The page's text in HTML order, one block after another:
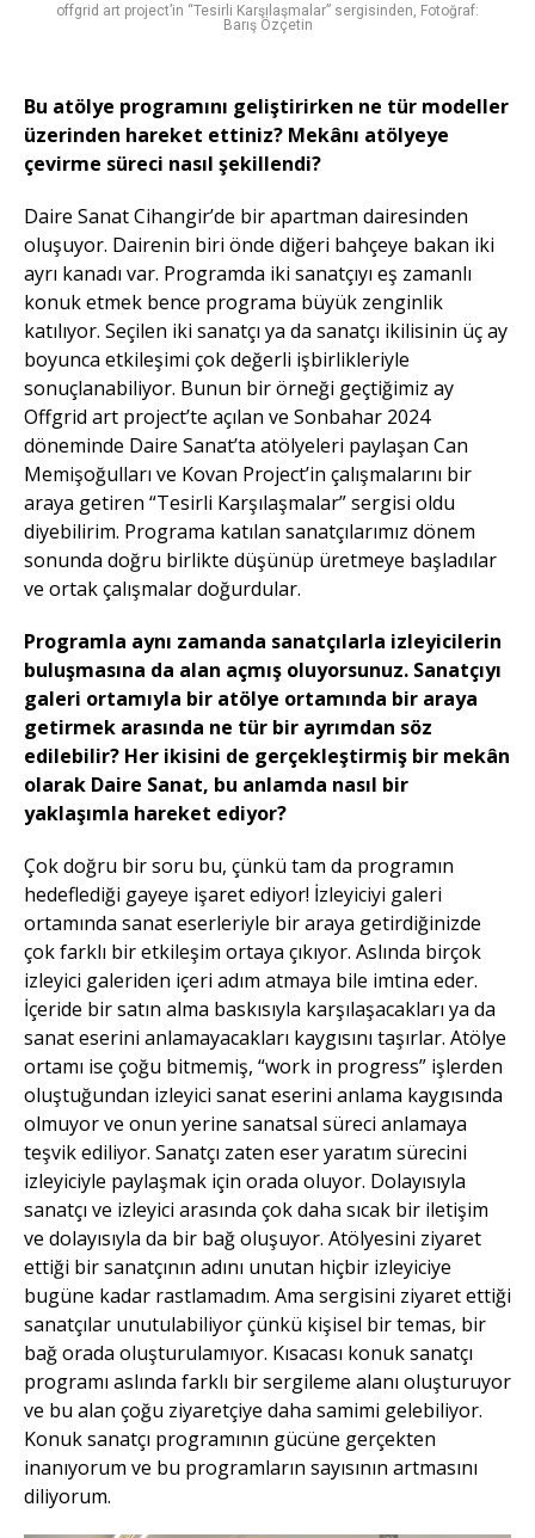
offgrid art project’in “Tesirli Karşılaşmalar” sergisinden, Fotoğraf:
Barış Özçetin
Bu atölye programını geliştirirken ne tür modeller
üzerinden hareket ettiniz? Mekânı atölyeye
çevirme süreci nasıl şekillendi?
Daire Sanat Cihangir’de bir apartman dairesinden
oluşuyor. Dairenin biri önde diğeri bahçeye bakan iki
ayrı kanadı var. Programda iki sanatçıyı eş zamanlı
konuk etmek bence programa büyük zenginlik
katılıyor. Seçilen iki sanatçı ya da sanatçı ikilisinin üç ay
boyunca etkileşimi çok değerli işbirlikleriyle
sonuçlanabiliyor. Bunun bir örneği geçtiğimiz ay
Offgrid art project’te açılan ve Sonbahar 2024
döneminde Daire Sanat’ta atölyeleri paylaşan Can
Memişoğulları ve Kovan Project’in çalışmalarını bir
araya getiren “Tesirli Karşılaşmalar” sergisi oldu
diyebilirim. Programa katılan sanatçılarımız dönem
sonunda doğru birlikte düşünüp üretmeye başladılar
ve ortak çalışmalar doğurdular.
Programla aynı zamanda sanatçılarla izleyicilerin
buluşmasına da alan açmış oluyorsunuz. Sanatçıyı
galeri ortamıyla bir atölye ortamında bir araya
getirmek arasında ne tür bir ayrımdan söz
edilebilir? Her ikisini de gerçekleştirmiş bir mekân
olarak Daire Sanat, bu anlamda nasıl bir
yaklaşımla hareket ediyor?
Çok doğru bir soru bu, çünkü tam da programın
hedeflediği gayeye işaret ediyor! İzleyiciyi galeri
ortamında sanat eserleriyle bir araya getirdiğinizde
çok farklı bir etkileşim ortaya çıkıyor. Aslında birçok
izleyici galeriden içeri adım atmaya bile imtina eder.
İçeride bir satın alma baskısıyla karşılaşacakları ya da
sanat eserini anlamayacakları kaygısını taşırlar. Atölye
ortamı ise çoğu bitmemiş, “work in progress” işlerden
oluştuğundan izleyici sanat eserini anlama kaygısında
olmuyor ve onun yerine sanatsal süreci anlamaya
teşvik ediliyor. Sanatçı zaten eser yaratım sürecini
izleyiciyle paylaşmak için orada oluyor. Dolayısıyla
sanatçı ve izleyici arasında çok daha sıcak bir iletişim
ve dolayısıyla da bir bağ oluşuyor. Atölyesini ziyaret
ettiği bir sanatçının adını unutan hiçbir izleyiciye
bugüne kadar rastlamadım. Ama sergisini ziyaret ettiği
sanatçılar unutulabiliyor çünkü kişisel bir temas, bir
bağ orada oluşturulamıyor. Kısacası konuk sanatçı
programı aslında farklı bir sergileme alanı oluşturuyor
ve bu alan çoğu ziyaretçiye daha samimi gelebiliyor.
Konuk sanatçı programının gücüne gerçekten
inanıyorum ve bu programların sayısının artmasını
diliyorum.